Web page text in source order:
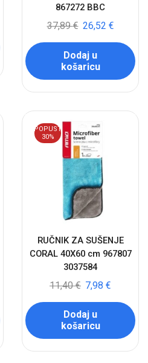
867272 BBC
37,89€ 26,52 €
Dodaj u
košaricu
POPUST
30%
RUČNIK ZA SUŠENJE
CORAL 40X60 cm 967807
3037584
11,40€ 7,98 €
Dodaj u
košaricu